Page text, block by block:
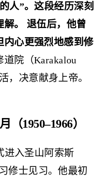
人”。这段经历深刻
解。 退伍后，他曾
内心更强烈地感到修
道院（Karakalou
，决意献身上帝。
1950–1966）
进入圣山阿索斯
修士见习。他最初